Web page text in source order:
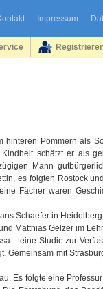
Impressum
Pommern als
schätzt er als
Mann
es folgten Rostock
Fächer waren
Schaefer in
Matthias Gelzer im
– eine Studie zur
Gemeinsam mit
Es folgte eine